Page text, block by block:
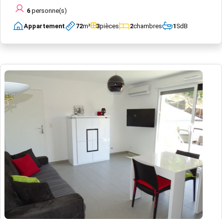
6 personne(s)
Appartement 72m² 3pièces 2chambres 1SdB